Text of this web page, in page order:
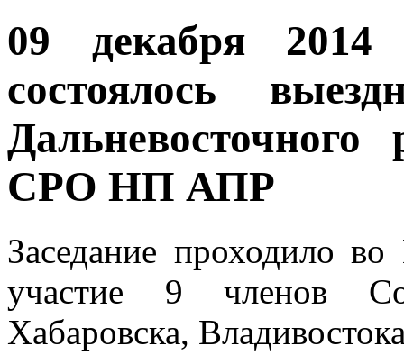
09 декабря
состоялось
Дальневосточного
СРО НП АПР
Заседание проходило
участие 9 членов
Хабаровска,